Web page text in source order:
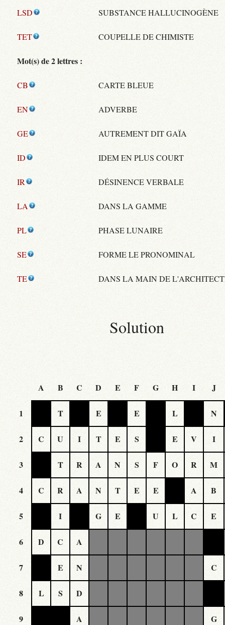
LSD SUBSTANCE HALLUCINOGÈNE
TET COUPELLE DE CHIMISTE
Mot(s) de 2 lettres :
CB CARTE BLEUE
EN ADVERBE
GE AUTREMENT DIT GAÏA
ID IDEM EN PLUS COURT
IR DÉSINENCE VERBALE
LA DANS LA GAMME
PL PHASE LUNAIRE
SE FORME LE PRONOMINAL
TE DANS LA MAIN DE
Solution
A B C D E F G H I J
1 T E E L N
2 C U I T E S E V I
3 T R A N S F O R M
4 C R A N T E E A B
5 I G E U L C E
6 D C A
7 E N C
8 L S D
9 A G